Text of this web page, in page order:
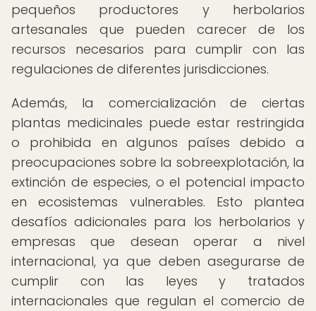
pequeños productores y herbolarios
artesanales que pueden carecer de los
recursos necesarios para cumplir con las
regulaciones de diferentes jurisdicciones.
Además, la comercialización de ciertas
plantas medicinales puede estar restringida
o prohibida en algunos países debido a
preocupaciones sobre la sobreexplotación, la
extinción de especies, o el potencial impacto
en ecosistemas vulnerables. Esto plantea
desafíos adicionales para los herbolarios y
empresas que desean operar a nivel
internacional, ya que deben asegurarse de
cumplir con las leyes y tratados
internacionales que regulan el comercio de